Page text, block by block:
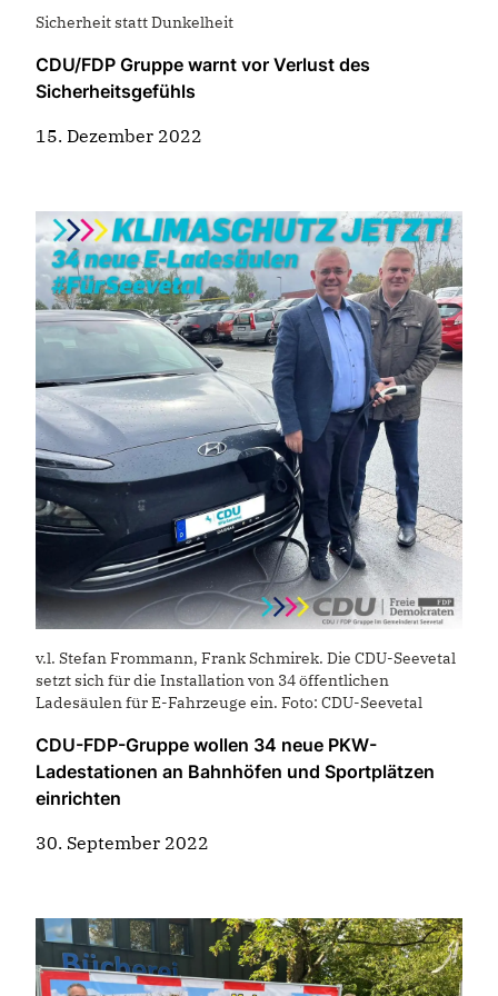
Sicherheit statt Dunkelheit
CDU/FDP Gruppe warnt vor Verlust des
Sicherheitsgefühls
15. Dezember 2022
v.l. Stefan Frommann, Frank Schmirek. Die CDU-Seevetal
setzt sich für die Installation von 34 öffentlichen
Ladesäulen für E-Fahrzeuge ein. Foto: CDU-Seevetal
CDU-FDP-Gruppe wollen 34 neue PKW-
Ladestationen an Bahnhöfen und Sportplätzen
einrichten
30. September 2022